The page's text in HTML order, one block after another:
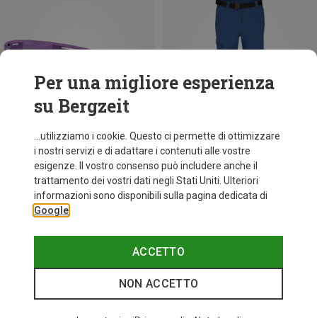
+10
fino a 35%
Categories speciali
Per una migliore esperienza
su Bergzeit
...utilizziamo i cookie. Questo ci permette di ottimizzare
i nostri servizi e di adattare i contenuti alle vostre
esigenze. Il vostro consenso può includere anche il
trattamento dei vostri dati negli Stati Uniti. Ulteriori
informazioni sono disponibili sulla pagina dedicata di
Google
ACCETTO
NON ACCETTO